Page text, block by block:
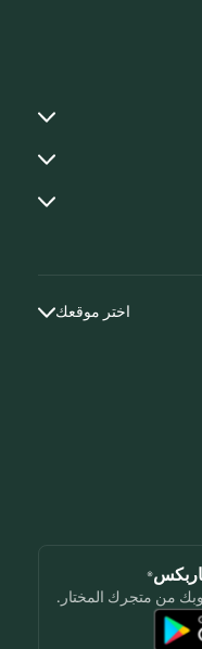
اختر موقعك
من متجرك المختار.